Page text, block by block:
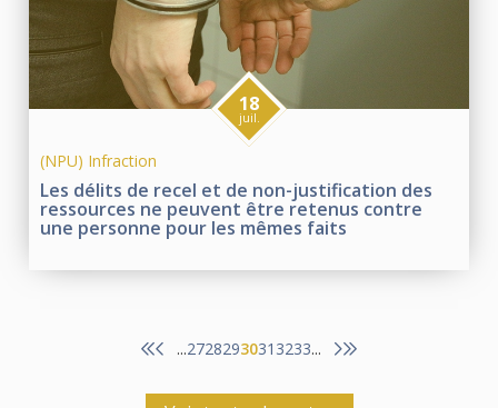
Les délits de recel et de non-justification des
ressources ne peuvent être retenus contre
une personne pour les mêmes faits
18
juil.
(NPU) Infraction
...2728293031 3233...